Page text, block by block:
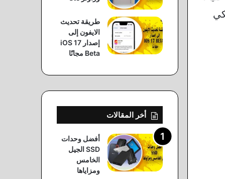
طريقة تحديث
الايفون إلى
إصدار iOS 17
Beta مجانًا
أخر المقالات
أفضل وحدات
SSD الجيل
الخامس
ومزاياها